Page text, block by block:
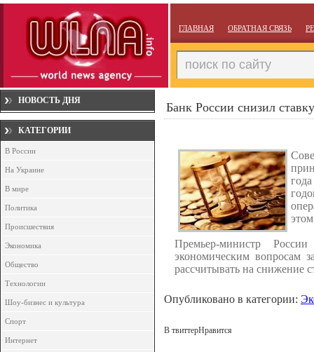
ГЛАВНАЯ ОБРАТНАЯ СВЯЗЬ
НОВОСТЬ ДНЯ
КАТЕГОРИИ
В России
На Украине
В мире
Политика
Происшествия
Экономика
Общество
Технологии
Шоу-бизнес и культура
Спорт
Интернет
Банк России снизил
Премьер-министр
экономическим вопросам
рассчитывать на снижение
Опубликовано в категории:
В твиттерНравится